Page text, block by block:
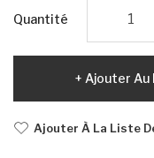
Quantité
Ajouter Au
Ajouter À La Liste